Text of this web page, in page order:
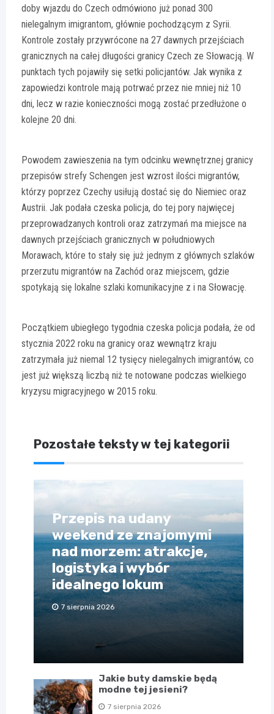
doby wjazdu do Czech odmówiono już ponad 300
nielegalnym imigrantom, głównie pochodzącym z Syrii.
Kontrole zostały przywrócone na 27 dawnych przejściach
granicznych na całej długości granicy Czech ze Słowacją. W
punktach tych pojawiły się setki policjantów. Jak wynika z
zapowiedzi kontrole mają potrwać przez nie mniej niż 10
dni, lecz w razie konieczności mogą zostać przedłużone o
kolejne 20 dni.
Powodem zawieszenia na tym odcinku wewnętrznej granicy
przepisów strefy Schengen jest wzrost ilości migrantów,
którzy poprzez Czechy usiłują dostać się do Niemiec oraz
Austrii. Jak podała czeska policja, do tej pory najwięcej
przeprowadzanych kontroli oraz zatrzymań ma miejsce na
dawnych przejściach granicznych w południowych
Morawach, które to stały się już jednym z głównych szlaków
przerzutu migrantów na Zachód oraz miejscem, gdzie
spotykają się lokalne szlaki komunikacyjne z i na Słowację.
Początkiem ubiegłego tygodnia czeska policja podała, że od
stycznia 2022 roku na granicy oraz wewnątrz kraju
zatrzymała już niemal 12 tysięcy nielegalnych imigrantów, co
jest już większą liczbą niż te notowane podczas wielkiego
kryzysu migracyjnego w 2015 roku.
Pozostałe teksty w tej kategorii
Przepis na udany
weekend ze znajomymi
nad morzem: atrakcje,
logistyka i wybór
idealnego lokum
7 sierpnia 2026
Jakie buty damskie będą
modne tej jesieni?
7 sierpnia 2026